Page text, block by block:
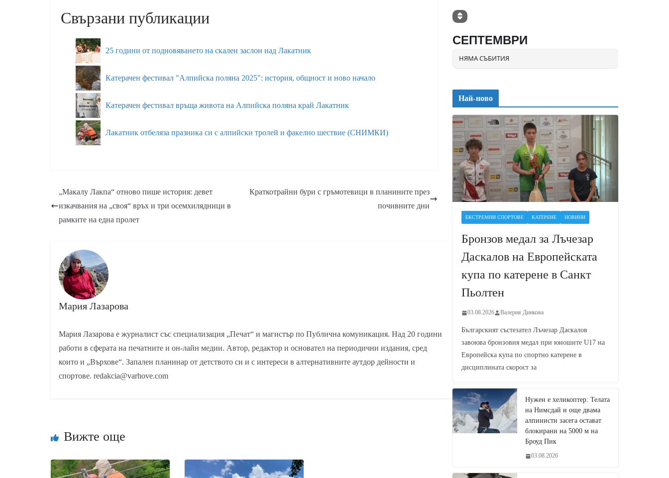
Свързани публикации
25 години от подновяването на скален заслон над Лакатник
Катерачен фестивал "Алпийска поляна 2025": история, общност и ново начало
Катерачен фестивал връща живота на Алпийска поляна край Лакатник
Лакатник отбеляза празника си с алпийски тролей и факелно шествие (СНИМКИ)
„Макалу Лакпа“ отново пише история: девет
изкачвания на „своя“ връх и три осемхилядници в
рамките на една пролет
Краткотрайни бури с гръмотевици в планините през
почивните дни
Мария Лазарова
Мария Лазарова е журналист със специализация „Печат“ и магистър по Публична комуникация. Над 20 години
работи в сферата на печатните и он-лайн медии. Автор, редактор и основател на периодични издания, сред
които и „Върхове“. Запален планинар от детството си и с интереси в алтернативните аутдор дейности и
спортове. redakcia@varhove.com
Вижте още
СЕПТЕМВРИ
НЯМА СЪБИТИЯ
Най-ново
ЕКСТРЕМНИ СПОРТОВЕ КАТЕРЕНЕ НОВИНИ
Бронзов медал за Лъчезар
Даскалов на Европейската
купа по катерене в Санкт
Пьолтен
03.08.2026 Валерия Динкова
Българският състезател Лъчезар Даскалов
завоюва бронзовия медал при юношите U17 на
Европейска купа по спортно катерене в
дисциплината скорост за
Нужен е хеликоптер: Телата
на Нимсдай и още двама
алпинисти засега остават
блокирани на 5000 м на
Броуд Пик
03.08.2026